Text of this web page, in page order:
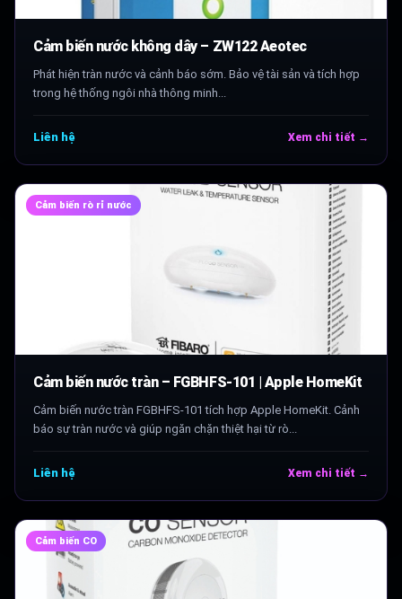
Cảm biến nước không dây – ZW122 Aeotec
Phát hiện tràn nước và cảnh báo sớm. Bảo vệ tài sản và tích hợp
trong hệ thống ngôi nhà thông minh...
Liên hệ Xem chi tiết →
Cảm biến rò rỉ nước
Cảm biến nước tràn – FGBHFS-101 | Apple HomeKit
Cảm biến nước tràn FGBHFS-101 tích hợp Apple HomeKit. Cảnh
báo sự tràn nước và giúp ngăn chặn thiệt hại từ rò...
Liên hệ Xem chi tiết →
Cảm biến CO